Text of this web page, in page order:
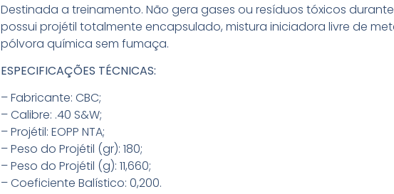
Destinada a treinamento. Não gera gases ou resíduos tóxicos
possui projétil totalmente encapsulado, mistura iniciadora livre de
pólvora química sem fumaça.
ESPECIFICAÇÕES TÉCNICAS:
– Fabricante: CBC;
– Calibre: .40 S&W;
– Projétil: EOPP NTA;
– Peso do Projétil (gr): 180;
– Peso do Projétil (g): 11,660;
– Coeficiente Balístico: 0,200.